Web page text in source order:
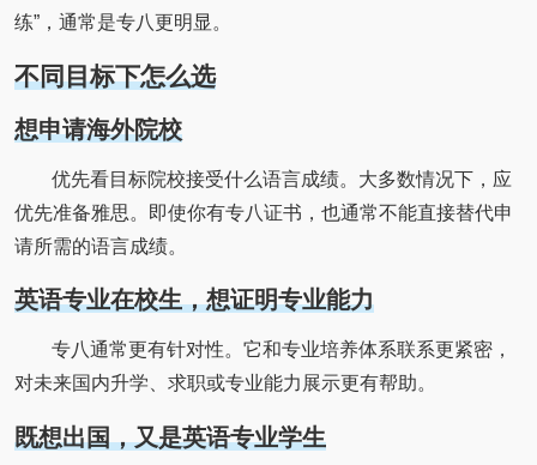
练”，通常是专八更明显。
不同目标下怎么选
想申请海外院校
优先看目标院校接受什么语言成绩。大多数情况下，应
优先准备雅思。即使你有专八证书，也通常不能直接替代申
请所需的语言成绩。
英语专业在校生，想证明专业能力
专八通常更有针对性。它和专业培养体系联系更紧密，
对未来国内升学、求职或专业能力展示更有帮助。
既想出国，又是英语专业学生